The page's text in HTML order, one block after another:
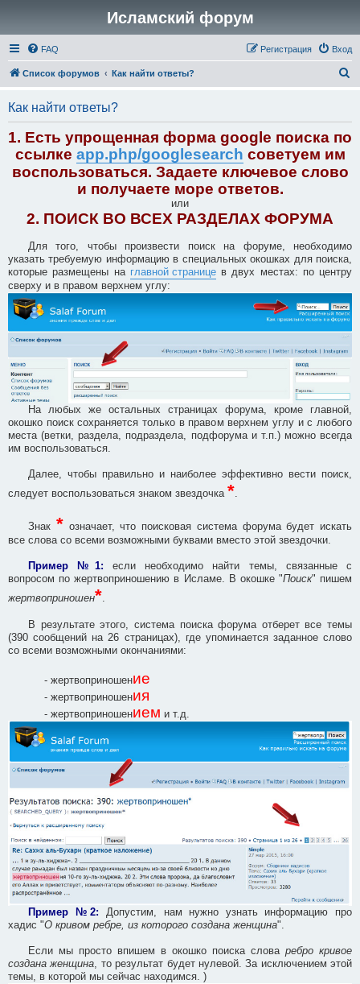
Исламский форум
FAQ Вход
Регистрация
Список форумов Как найти ответы?
Как найти ответы?
1. Есть упрощенная форма google поиска по
ссылке app.php/googlesearch советуем им
воспользоваться. Задаете ключевое слово
и получаете море ответов.
или
2. ПОИСК ВО ВСЕХ РАЗДЕЛАХ ФОРУМА
Для того, чтобы произвести поиск на форуме, необходимо
указать требуемую информацию в специальных окошках для поиска,
которые размещены на главной страницев двух местах: по центру
сверху и в правом верхнем углу:
На любых же остальных страницах форума, кроме главной,
окошко поиск сохраняется только в правом верхнем углу и с любого
места (ветки, раздела, подраздела, подфорума и т.п.) можно всегда
им воспользоваться.
Далее, чтобы правильно и наиболее эффективно вести поиск,
следует воспользоваться знаком звездочка *
Знак * означает, что поисковая система форума будет искать
все слова со всеми возможными буквами вместо этой звездочки.
Пример №1: если необходимо найти темы, связанные с
вопросом по жертвоприношению в Исламе. В окошке "Поиск" пишем
жертвоприношен*
В результате этого, система поиска форума отберет все темы
(390 сообщений на 26 страницах), где упоминается заданное слово
со всеми возможными окончаниями:
- жертвоприношение
- жертвоприношения
- жертвоприношением и т.д.
Пример №2: Допустим, нам нужно узнать информацию про
хадис "О кривом ребре, из которого создана женщина".
Если мы просто впишем в окошко поиска слова ребро кривое
создана женщина, то результат будет нулевой. За исключением этой
темы, в которой мы сейчас находимся. )